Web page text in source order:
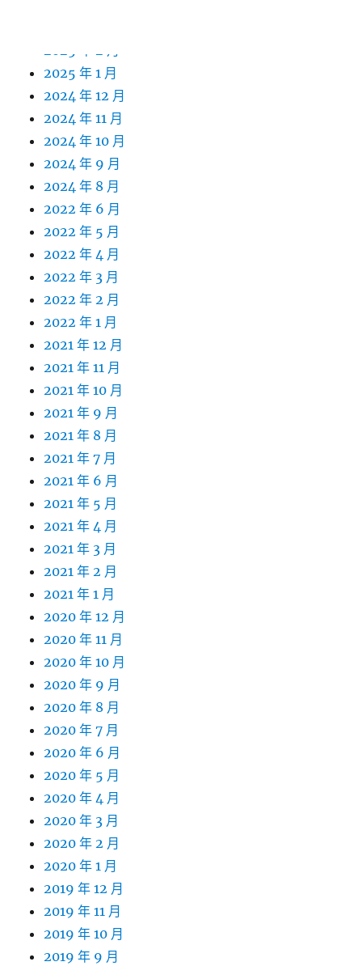
2025 年 2 月
2025 年 1 月
2024 年 12 月
2024 年 11 月
2024 年 10 月
2024 年 9 月
2024 年 8 月
2022 年 6 月
2022 年 5 月
2022 年 4 月
2022 年 3 月
2022 年 2 月
2022 年 1 月
2021 年 12 月
2021 年 11 月
2021 年 10 月
2021 年 9 月
2021 年 8 月
2021 年 7 月
2021 年 6 月
2021 年 5 月
2021 年 4 月
2021 年 3 月
2021 年 2 月
2021 年 1 月
2020 年 12 月
2020 年 11 月
2020 年 10 月
2020 年 9 月
2020 年 8 月
2020 年 7 月
2020 年 6 月
2020 年 5 月
2020 年 4 月
2020 年 3 月
2020 年 2 月
2020 年 1 月
2019 年 12 月
2019 年 11 月
2019 年 10 月
2019 年 9 月